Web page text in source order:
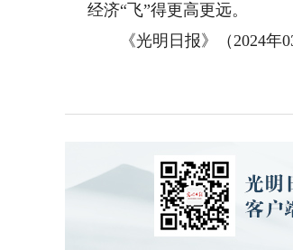
经济“飞”得更高更远。
《光明日报》（2024年03